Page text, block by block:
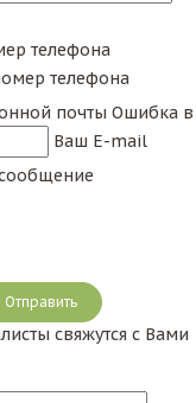
телефона
телефона
почты Ошибка в
Ваш E-mail
свяжутся с Вами